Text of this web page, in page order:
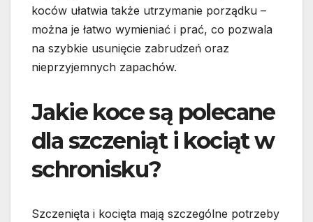
koców ułatwia także utrzymanie porządku –
można je łatwo wymieniać i prać, co pozwala
na szybkie usunięcie zabrudzeń oraz
nieprzyjemnych zapachów.
Jakie koce są polecane
dla szczeniąt i kociąt w
schronisku?
Szczenięta i kocięta mają szczególne potrzeby